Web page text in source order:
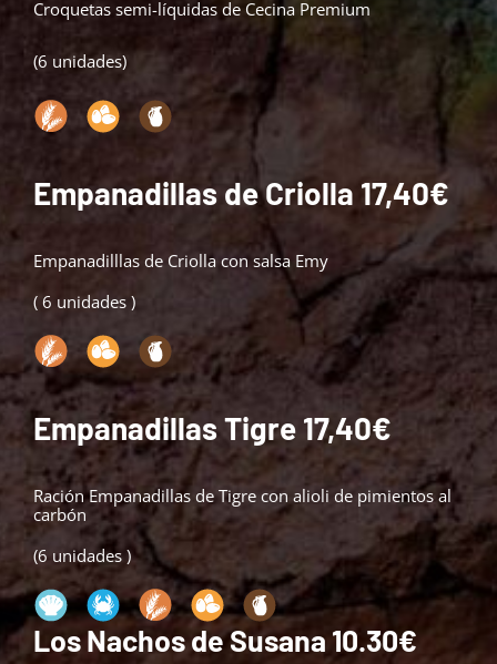
Croquetas semi-líquidas de Cecina Premium
(6 unidades)
Empanadillas de Criolla 17,40€
Empanadilllas de Criolla con salsa Emy
( 6 unidades )
Empanadillas Tigre 17,40€
Ración Empanadillas de Tigre con alioli de pimientos al
carbón
(6 unidades )
Los Nachos de Susana 10.30€